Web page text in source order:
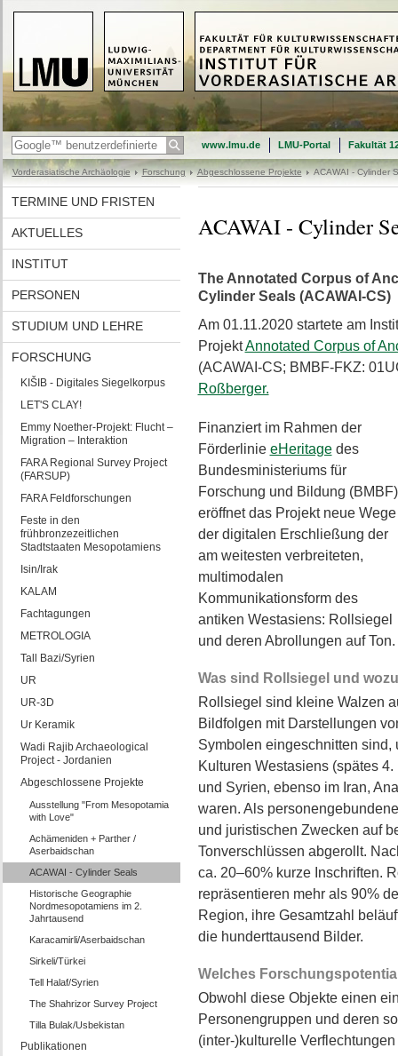
www.lmu.de LMU-Portal Fakultät
Vorderasiatische Archäologie Forschung Abgeschlossene Projekte ACAWAI - Cylinder
TERMINE UND FRISTEN
AKTUELLES
INSTITUT
PERSONEN
STUDIUM UND LEHRE
FORSCHUNG
KIŠIB - Digitales Siegelkorpus
LET'S CLAY!
Emmy Noether-Projekt: Flucht –
Migration – Interaktion
FARA Regional Survey Project
(FARSUP)
FARA Feldforschungen
Feste in den
frühbronzezeitlichen
Stadtstaaten Mesopotamiens
Isin/Irak
KALAM
Fachtagungen
METROLOGIA
Tall Bazi/Syrien
UR
UR-3D
Ur Keramik
Wadi Rajib Archaeological
Project - Jordanien
Abgeschlossene Projekte
Ausstellung "From Mesopotamia
with Love"
Achämeniden + Parther /
Aserbaidschan
ACAWAI - Cylinder Seals
Historische Geographie
Nordmesopotamiens im 2.
Jahrtausend
Karacamirli/Aserbaidschan
Sirkeli/Türkei
Tell Halaf/Syrien
The Shahrizor Survey Project
Tilla Bulak/Usbekistan
Publikationen
ACAWAI - Cylinder
The Annotated Corpus of
Cylinder Seals (ACAWAI-CS)
Am 01.11.2020 startete am
ProjektAnnotated Corpus of
(ACAWAI-CS; BMBF-FKZ:
Roßberger.
Finanziert im Rahmen der
Förderlinie eHeritagedes
Bundesministeriums für
Forschung und Bildung (BMBF)
eröffnet das Projekt neue Wege
der digitalen Erschließung der
am weitesten verbreiteten,
multimodalen
Kommunikationsform des
antiken Westasiens: Rollsiegel
und deren Abrollungen auf Ton.
Was sind Rollsiegel und
Rollsiegel sind kleine Walzen
Bildfolgen mit Darstellungen
Symbolen eingeschnitten
Kulturen Westasiens (spätes
und Syrien, ebenso im Iran,
waren. Als
und juristischen Zwecken auf
Tonverschlüssen abgerollt.
ca. 20–60% kurze Inschriften.
repräsentieren mehr als 90%
Region, ihre Gesamtzahl
die hunderttausend Bilder.
Welches
Obwohl diese Objekte einen
Personengruppen und deren
(inter-)kulturelle